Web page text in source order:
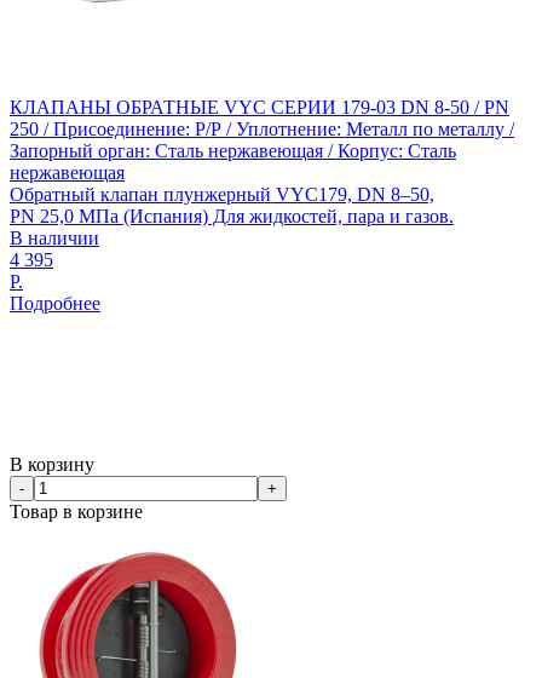
КЛАПАНЫ ОБРАТНЫЕ VYC СЕРИИ 179-03 DN 8-50 / PN
250 / Присоединение: Р/Р / Уплотнение: Металл по металлу /
Запорный орган: Сталь нержавеющая / Корпус: Сталь
нержавеющая
Обратный клапан плунжерный VYC179, DN 8–50,
PN 25,0 МПа (Испания) Для жидкостей, пара и газов.
В наличии
4 395
Р.
Подробнее
В корзину
- +
Товар в корзине